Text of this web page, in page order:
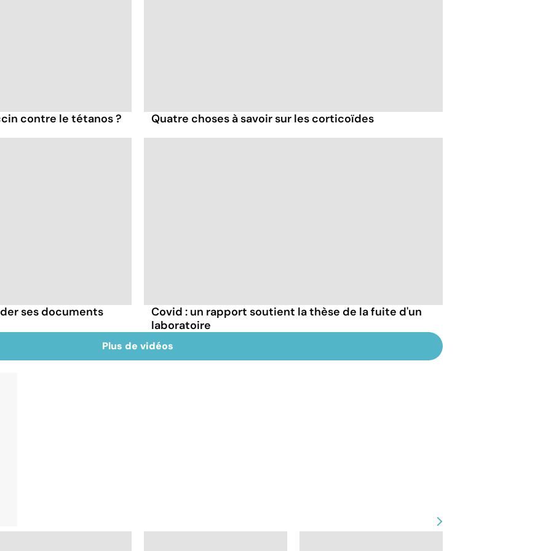
contre le tétanos ? Quatre choses à savoir sur les corticoïdes
ses documents
Covid : un rapport soutient la thèse de la fuite d'un
laboratoire
Plus de vidéos